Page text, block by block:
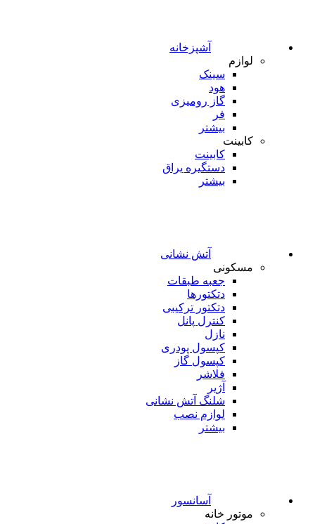
آشپزخانه
لوازم
سینک
هود
گاز رومیزی
فر
بیشتر
کابینت
کابینت
دستگیره یراق
بیشتر
آتش نشانی
مسکونی
جعبه طبقات
دتکتورها
دتکتور ترکیبی
کنترل پانل
نازل
کپسول پودری
کپسول گاز
فلاشر
آژیر
شلنگ آتش نشانی
لوازم نصب
بیشتر
آسانسور
موتور خانه